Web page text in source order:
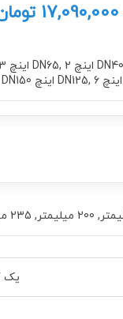
17,090,000
, 2 اینچ DN50 3 اینچ DN80
, 6 اینچ DN150
, 200 میلیمتر , 235 میلیمتر